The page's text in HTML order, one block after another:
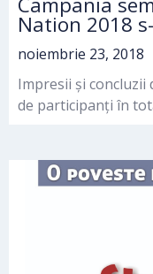
Nation 2018
noiembrie 23, 2018
Impresii și concluzii
de participanți în